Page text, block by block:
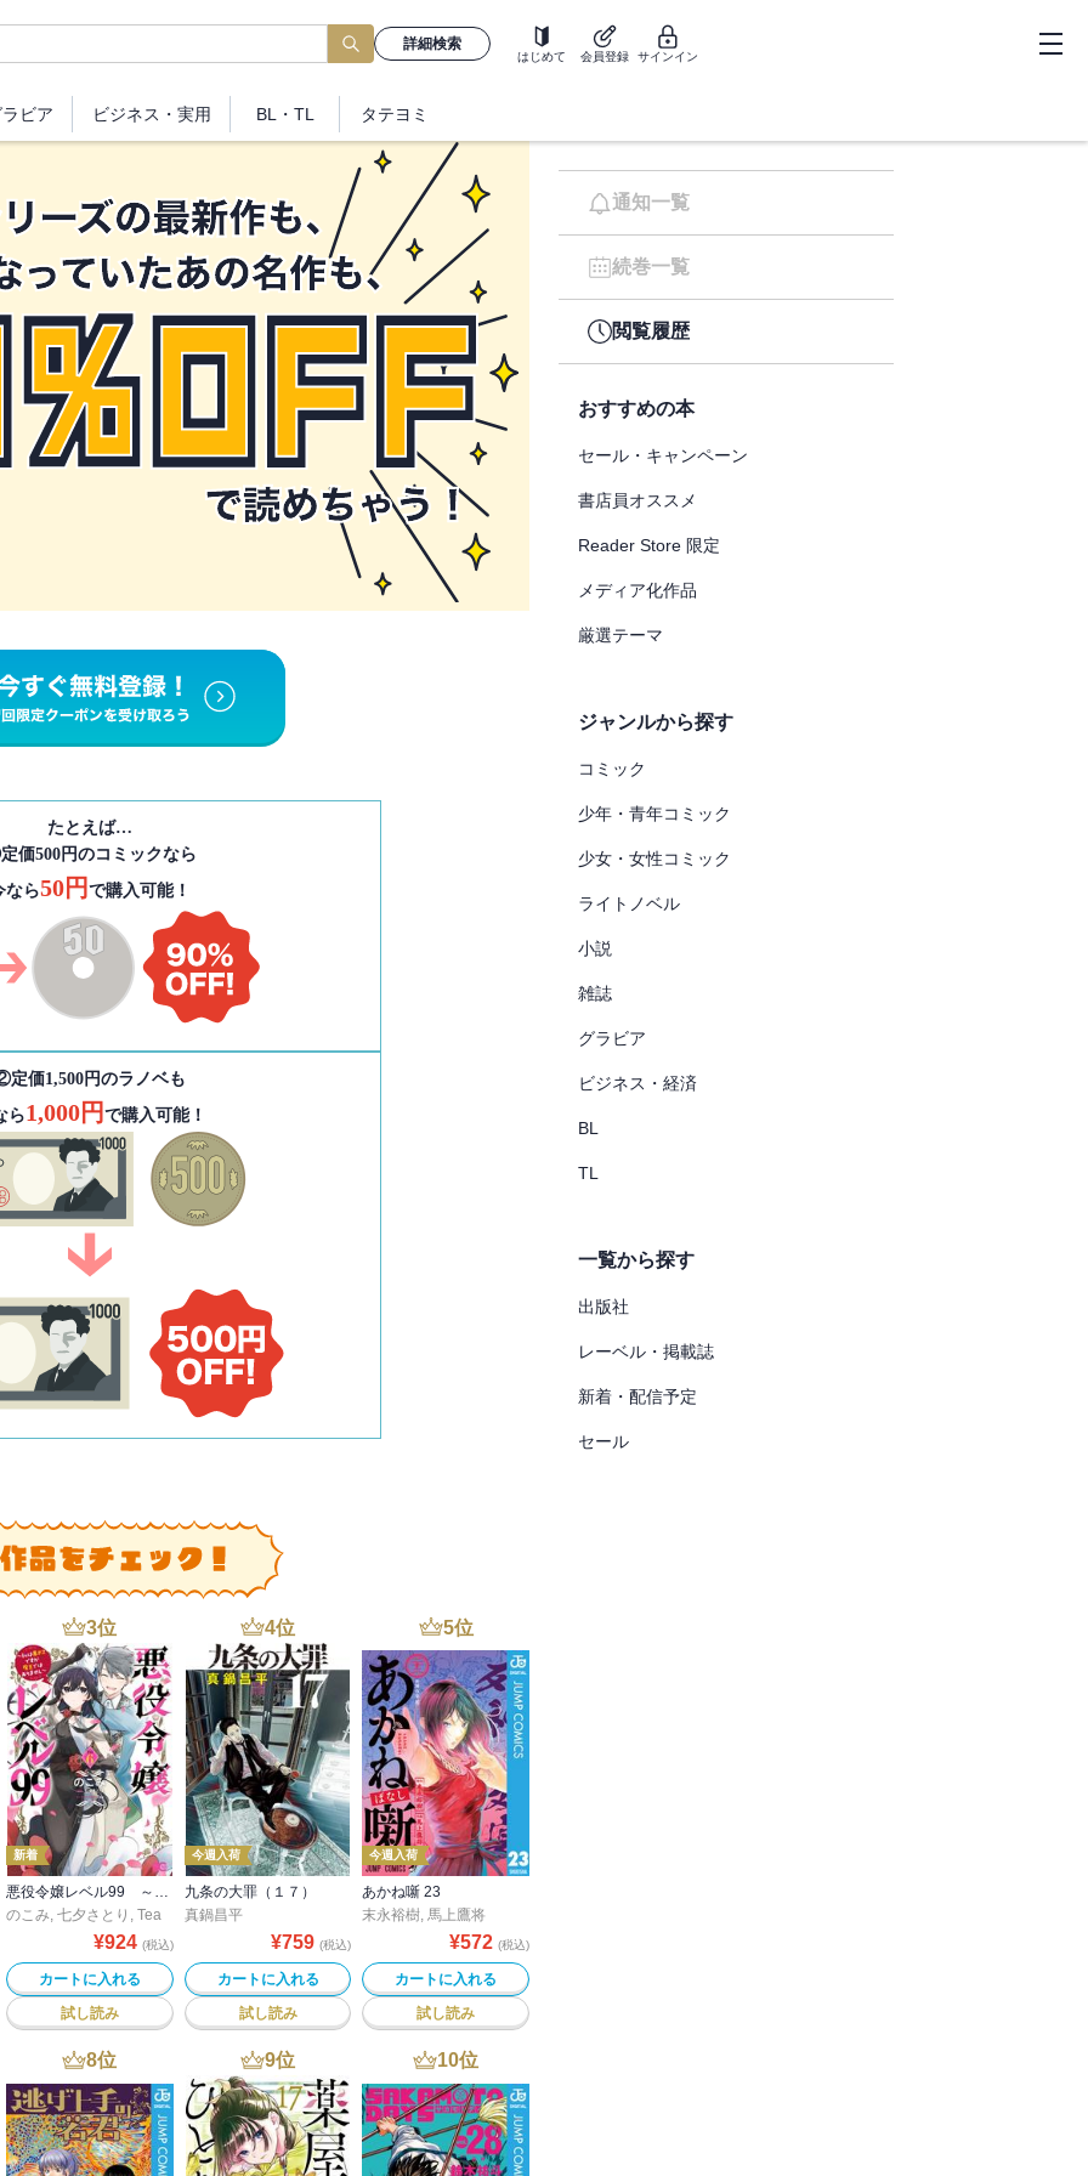
詳細検索
はじめて 会員登録 サインイン
ビア ビジネス ・実用 BL・TL タテヨミ
たとえば…
価500円のコミックなら
なら50円 で購入可能！
定価1,500円のラノベも
ら1,000円 で購入可能！
, 転
3位
新着
悪役令嬢レベル99 ～私は裏ボスですが魔王ではありません～ その６
のこみ,七夕さとり ,Tea
¥924 (税込)
カートに入れる
試し読み
4位
今週入荷
九条の大罪（１７）
真鍋昌平
¥759 (税込)
カートに入れる
試し読み
5位
今週入荷
あかね噺 23
末永裕樹,馬上鷹将
¥572 (税込)
カートに入れる
試し読み
8位 9位 10位
通知一覧
続巻一覧
閲覧履歴
おすすめの本
セール・キャンペーン
書店員オススメ
Reader Store 限定
メディア化作品
厳選テーマ
ジャンルから探す
コミック
少年・青年コミック
少女・女性コミック
ライトノベル
小説
雑誌
グラビア
ビジネス・経済
BL
TL
一覧から探す
出版社
レーベル・掲載誌
新着・配信予定
セール